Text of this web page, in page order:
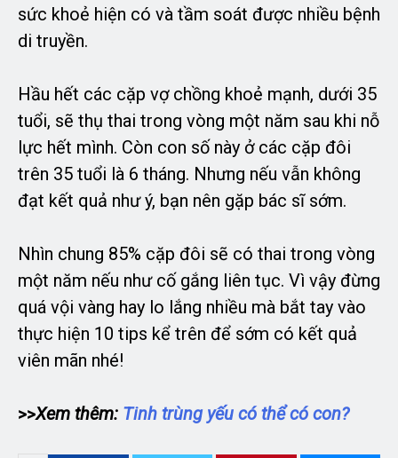
sức khoẻ hiện có và tầm soát được nhiều bệnh
di truyền.
Hầu hết các cặp vợ chồng khoẻ mạnh, dưới 35
tuổi, sẽ thụ thai trong vòng một năm sau khi nỗ
lực hết mình. Còn con số này ở các cặp đôi
trên 35 tuổi là 6 tháng. Nhưng nếu vẫn không
đạt kết quả như ý, bạn nên gặp bác sĩ sớm.
Nhìn chung 85% cặp đôi sẽ có thai trong vòng
một năm nếu như cố gắng liên tục. Vì vậy đừng
quá vội vàng hay lo lắng nhiều mà bắt tay vào
thực hiện 10 tips kể trên để sớm có kết quả
viên mãn nhé!
>>Xem thêm: Tinh trùng yếu có thể có con?